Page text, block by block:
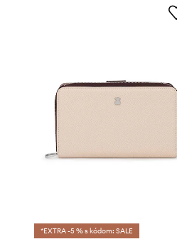
*EXTRA -5 % s kódom: SALE